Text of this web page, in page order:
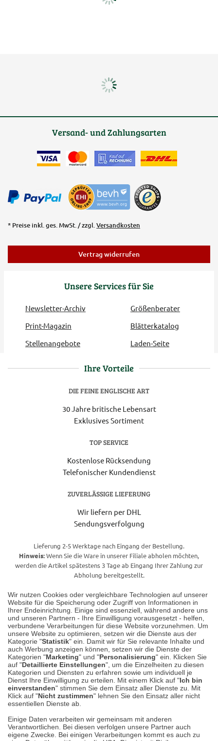
Wir nutzen Cookies oder vergleichbare Technologien auf unserer
Website für die Speicherung oder Zugriff von Informationen in
Ihrer Endeinrichtung. Einige sind essenziell, während andere uns
und unseren Partnern - Ihre Einwilligung vorausgesetzt - helfen,
verbundene Verarbeitungen für diese Website vorzunehmen. Um
unsere Website zu optimieren, setzen wir die Dienste aus der
Kategorie "Statistik" ein. Damit wir für Sie relevante Inhalte und
auch Werbung anzeigen können, setzen wir die Dienste der
Kategorien "Marketing" und "Personalisierung" ein. Klicken Sie
auf "Detaillierte Einstellungen", um die Einzelheiten zu diesen
Kategorien und Diensten zu erfahren sowie um individuell je
Dienst Ihre Einwilligung zu erteilen. Mit einem Klick auf "Ich bin
einverstanden" stimmen Sie dem Einsatz aller Dienste zu. Mit
Klick auf "Nicht zustimmen" lehnen Sie den Einsatz aller nicht
essentiellen Dienste ab.
Einige Daten verarbeiten wir gemeinsam mit anderen
Verantwortlichen. Bei diesen verfolgen unsere Partner auch
eigene Zwecke. Bei einigen Verarbeitungen kommt es auch zu
Unsere Services für Sie
Newsletter-Archiv
Größenberater
Print-Magazin
Blätterkatalog
Stellenangebote
Laden-Seite
Versand- und Zahlungsarten
* Preise inkl. ges. MwSt. / zzgl.Versandkosten
Vertrag widerrufen
Ihre Vorteile
DIE FEINE ENGLISCHE ART
30 Jahre britische Lebensart
Exklusives Sortiment
TOP SERVICE
Kostenlose Rücksendung
Telefonischer Kundendienst
ZUVERLÄSSIGE LIEFERUNG
Wir liefern per DHL
Sendungsverfolgung
Lieferung 2-5 Werktage nach Eingang der Bestellung.
Hinweis:Wenn Sie die Ware in unserer Filiale abholen möchten,
werden die Artikel spätestens 3 Tage ab Eingang Ihrer Zahlung zur
Abholung bereitgestellt.
Unser Geschäft in Meckenheim
Auf dem Steinbüchel 6
53340 Meckenheim
Montag bis Samstag 9:00 Uhr bis 18:00 Uhr
weitere Information
Hier finden Sie uns im Netz